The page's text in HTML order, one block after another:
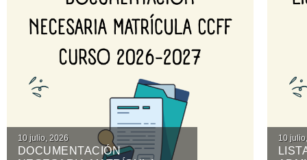
Posted
on
10 julio, 2026
DOCUMENTACIÓN
Posted
on
10